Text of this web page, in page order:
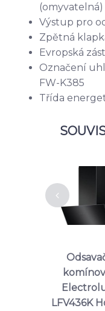
(omyvatelná)
Výstup pro
Zpětná
Evropská
Označení
FW-K385
Třída
LFV436K